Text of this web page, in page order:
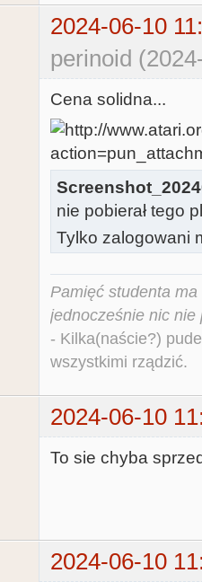
2024-06-10
perinoid
Cena solidna...
nie pobierał tego
Tylko zalogowani
Pamięć studenta
jednocześnie nic nie
- Kilka(naście?)
wszystkimi rządzić.
2024-06-10
To sie chyba
2024-06-10